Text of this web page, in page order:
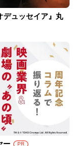
デュッセイア』丸
ー PR